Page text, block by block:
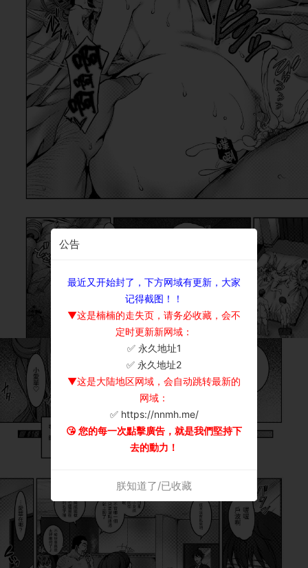
公告
最近又开始封了，下方网域有更新，大家
记得截图！！
▼这是楠楠的走失页，请务必收藏，会不
定时更新新网域：
✅ 永久地址1
✅ 永久地址2
▼这是大陆地区网域，会自动跳转最新的
网域：
✅ https://nnmh.me/
😘 您的每一次點擊廣告，就是我們堅持下
去的動力！
朕知道了/已收藏